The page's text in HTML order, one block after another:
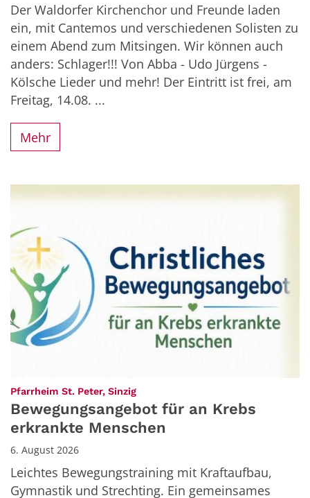
Der Waldorfer Kirchenchor und Freunde laden
ein, mit Cantemos und verschiedenen Solisten zu
einem Abend zum Mitsingen. Wir können auch
anders: Schlager!!! Von Abba - Udo Jürgens -
Kölsche Lieder und mehr! Der Eintritt ist frei, am
Freitag, 14.08. ...
Mehr
Pfarrheim St. Peter, Sinzig:
Bewegungsangebot für an Krebs
erkrankte Menschen
6. August 2026
Leichtes Bewegungstraining mit Kraftaufbau,
Gymnastik und Strechting. Ein gemeinsames